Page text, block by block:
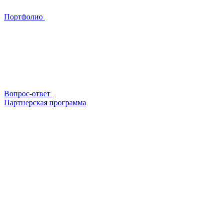
Портфолио
Вопрос-ответ
Партнерская программа